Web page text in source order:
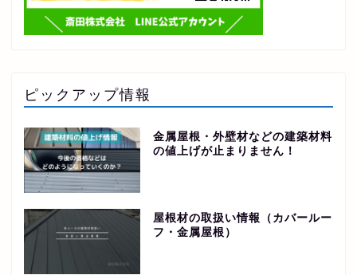
ピックアップ情報
金属屋根・外壁材などの建築材料
の値上げが止まりません！
屋根材の取扱い情報（カバールー
フ・金属屋根）